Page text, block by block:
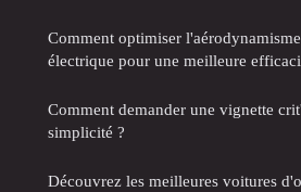
Comment optimiser
électrique pour une meilleure
Comment demander une vignette
simplicité ?
Découvrez les meilleures voitures